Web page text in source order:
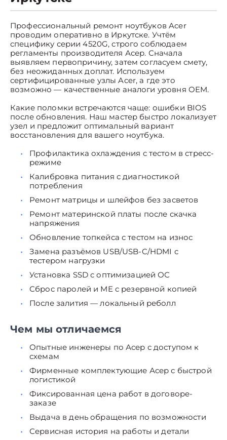
Профессиональный ремонт ноутбуков Acer
проводим оперативно в Иркутске. Учтём
специфику серии 4520G, строго соблюдаем
регламенты производителя Асер. Сначала
выявляем первопричину, затем согласуем смету,
без неожиданных доплат. Используем
сертифицированные узлы Acer, а где это
возможно — качественные аналоги уровня OEM.
Какие поломки встречаются чаще: ошибки BIOS
после обновления. Наш мастер быстро локализует
узел и предложит оптимальный вариант
восстановления для вашего ноутбука.
Профилактика охлаждения с тестом в стресс-
режиме
Калибровка питания с диагностикой
потребления
Ремонт матрицы и шлейфов без засветов
Ремонт материнской платы после скачка
напряжения
Обновление топкейса с тестом на износ
Замена разъёмов USB/USB-C/HDMI с
тестером нагрузки
Установка SSD с оптимизацией ОС
Сброс паролей и ME с резервной копией
После залития — локальный реболл
Чем мы отличаемся
Опытные инженеры по Асер с доступом к
схемам
Фирменные комплектующие Асер с быстрой
логистикой
Фиксированная цена работ в договоре-
заказе
Выдача в день обращения по возможности
Сервисная история на работы и детали